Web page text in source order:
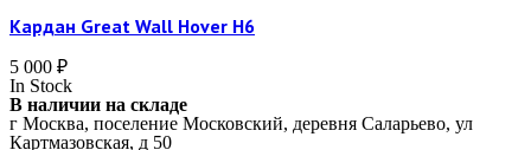
Кардан Great Wall Hover H6
5 000 ₽
In Stock
В наличии на складе
г Москва, поселение Московский, деревня Саларьево, ул
Картмазовская, д 50